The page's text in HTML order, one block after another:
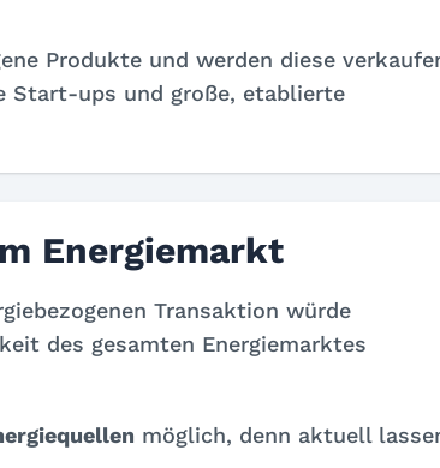
Produkte und werden diese
Start-ups und große, etablierte
Energiemarkt
Transaktion würde
des gesamten Energiemarktes
möglich, denn aktuell